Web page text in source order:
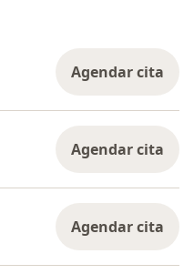
Agendar cita
Agendar cita
Agendar cita